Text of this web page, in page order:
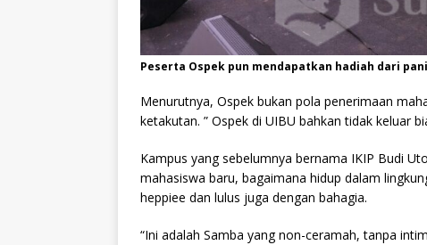
Peserta Ospek pun mendapatkan hadiah dari
Menurutnya, Ospek bukan pola penerimaan
ketakutan. ” Ospek di UIBU bahkan tidak keluar
Kampus yang sebelumnya bernama IKIP Budi
mahasiswa baru, bagaimana hidup dalam
heppiee dan lulus juga dengan bahagia.
“Ini adalah Samba yang non-ceramah, tanpa